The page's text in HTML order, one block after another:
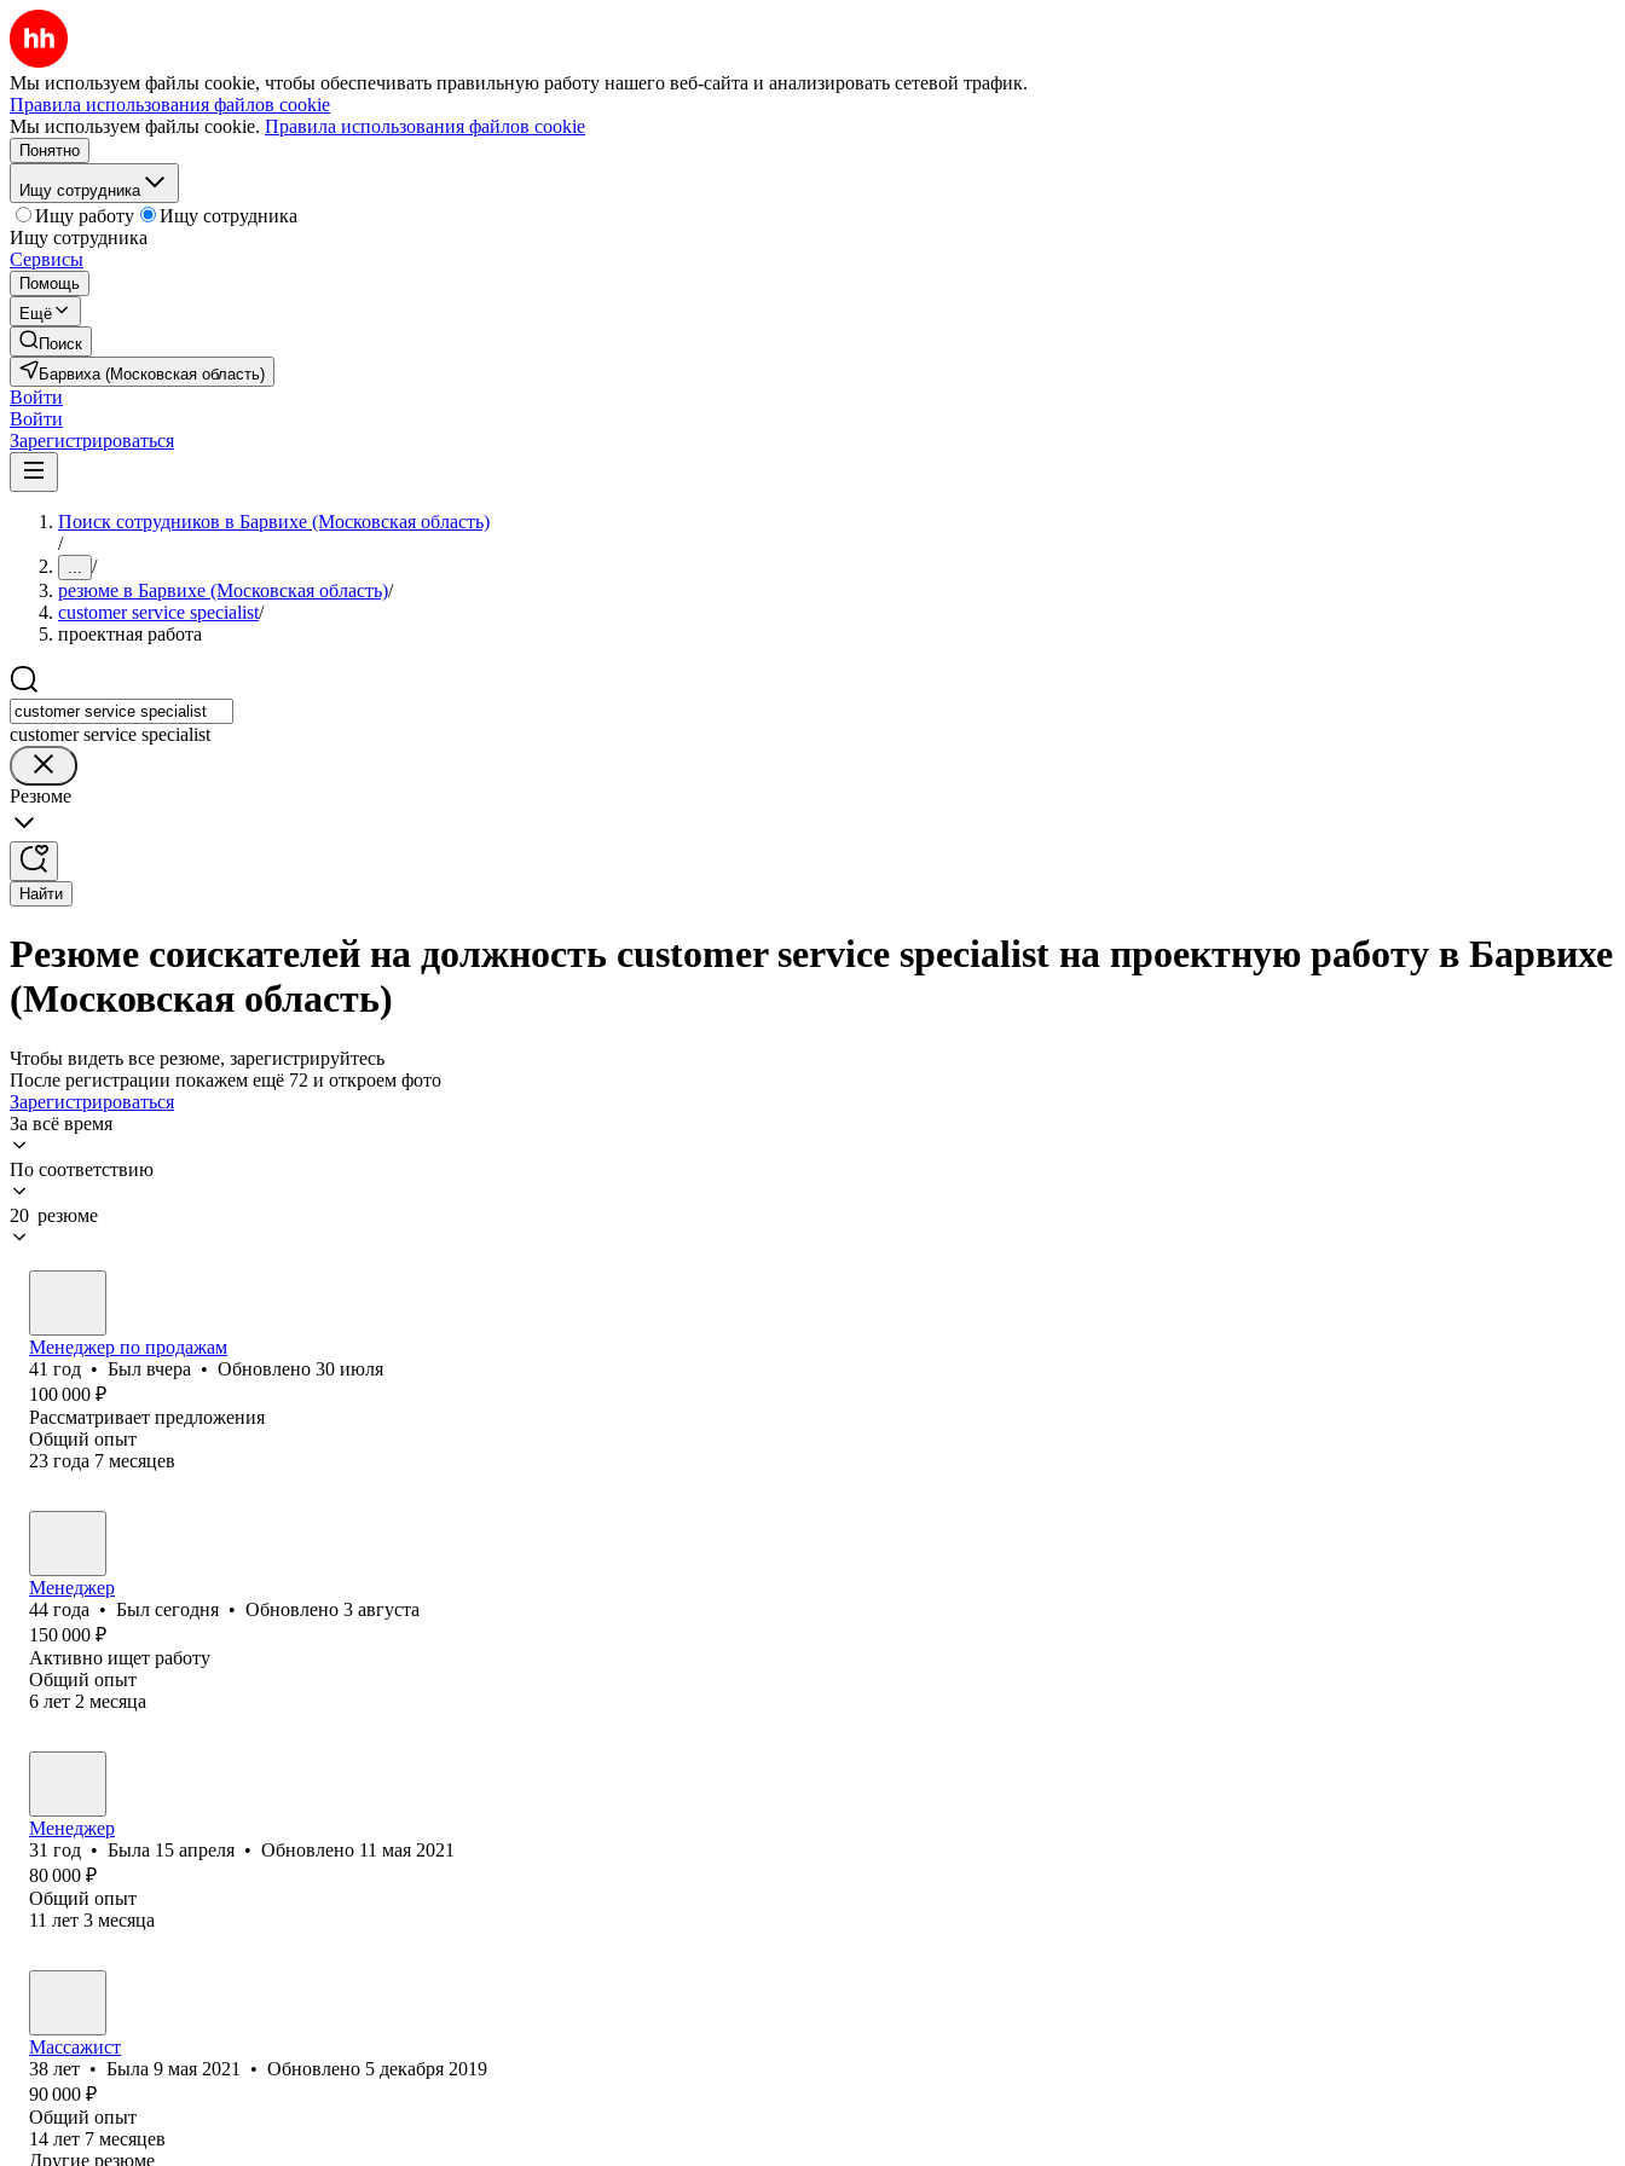
Мы используем файлы cookie, чтобы обеспечивать правильную работу нашего веб-сайта и анализировать сетевой трафик.
Правила использования файлов cookie
Мы используем файлы cookie. Правила использования файлов cookie
Понятно
Ищу сотрудника
Ищу работу
Ищу сотрудника
Ищу сотрудника
Сервисы
Помощь
Ещё
Поиск
Барвиха (Московская область)
Войти
Войти
Зарегистрироваться
Поиск сотрудников в Барвихе (Московская область)
/
... /
резюме в Барвихе (Московская область)/
customer service specialist/
проектная работа
customer service specialist
Резюме
Найти
Резюме соискателей на должность customer service specialist на проектную работу в Барвихе
(Московская область)
Чтобы видеть все резюме, зарегистрируйтесь
После регистрации покажем ещё 72 и откроем фото
Зарегистрироваться
За всё время
По соответствию
20 резюме
Менеджер по продажам
41 год • Был вчера • Обновлено 30 июля
100 000 ₽
Рассматривает предложения
Общий опыт
23 года 7 месяцев
Менеджер
44 года • Был сегодня • Обновлено 3 августа
150 000 ₽
Активно ищет работу
Общий опыт
6 лет 2 месяца
Менеджер
31 год • Была 15 апреля • Обновлено 11 мая 2021
80 000 ₽
Общий опыт
11 лет 3 месяца
Массажист
38 лет • Была 9 мая 2021 • Обновлено 5 декабря 2019
90 000 ₽
Общий опыт
14 лет 7 месяцев
Другие резюме